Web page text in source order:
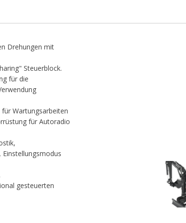
Drehungen mit
Steuerblock.
für die
für Wartungsarbeiten
für Autoradio
gesteuerten